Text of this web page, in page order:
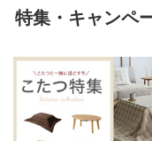
特集・キャンペ